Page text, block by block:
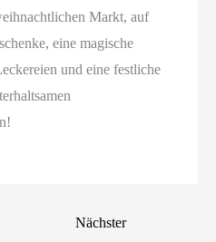
Markt, auf
eine magische
und eine festliche
Nächster